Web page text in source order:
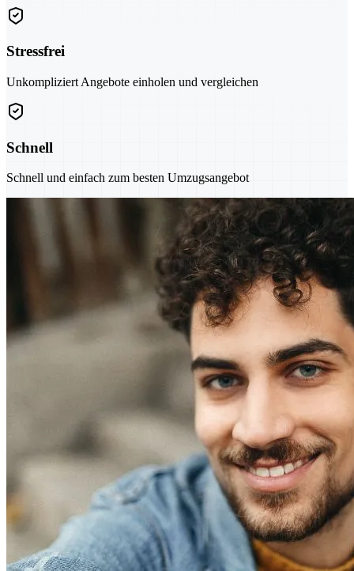
Stressfrei
Unkompliziert Angebote einholen und vergleichen
Schnell
Schnell und einfach zum besten Umzugsangebot